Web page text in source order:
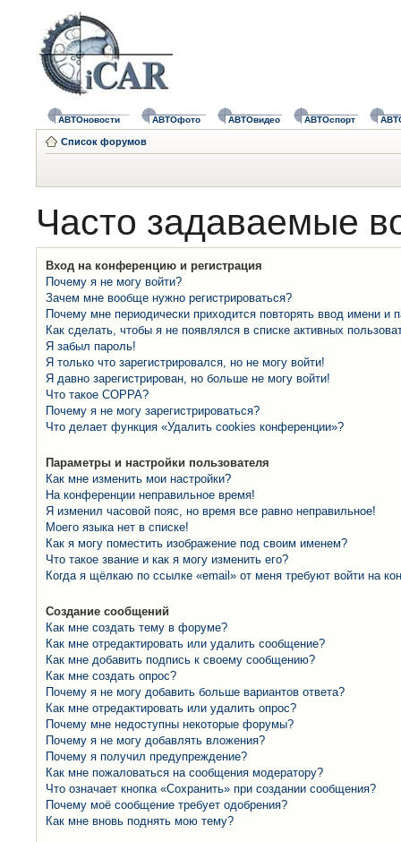
АВТОновости АВТОфото АВТОвидео АВТОспорт
Список форумов
Часто задаваемые
Вход на конференцию и регистрация
Почему я не могу войти?
Зачем мне вообще нужно регистрироваться?
Почему мне периодически приходится повторять ввод имени и
Как сделать, чтобы я не появлялся в списке активных
Я забыл пароль!
Я только что зарегистрировался, но не могу войти!
Я давно зарегистрирован, но больше не могу войти!
Что такое COPPA?
Почему я не могу зарегистрироваться?
Что делает функция «Удалить cookies конференции»?
Параметры и настройки пользователя
Как мне изменить мои настройки?
На конференции неправильное время!
Я изменил часовой пояс, но время все равно неправильное!
Моего языка нет в списке!
Как я могу поместить изображение под своим именем?
Что такое звание и как я могу изменить его?
Когда я щёлкаю по ссылке «email» от меня требуют войти на
Создание сообщений
Как мне создать тему в форуме?
Как мне отредактировать или удалить сообщение?
Как мне добавить подпись к своему сообщению?
Как мне создать опрос?
Почему я не могу добавить больше вариантов ответа?
Как мне отредактировать или удалить опрос?
Почему мне недоступны некоторые форумы?
Почему я не могу добавлять вложения?
Почему я получил предупреждение?
Как мне пожаловаться на сообщения модератору?
Что означает кнопка «Сохранить» при создании сообщения?
Почему моё сообщение требует одобрения?
Как мне вновь поднять мою тему?